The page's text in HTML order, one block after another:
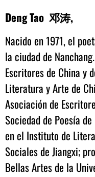
Deng Tao 邓涛,
Nacido en 1971, el
la ciudad de
Escritores de China y
Literatura y Arte de
Asociación de
Sociedad de Poesía
en el Instituto de
Sociales de Jiangxi;
Bellas Artes de la